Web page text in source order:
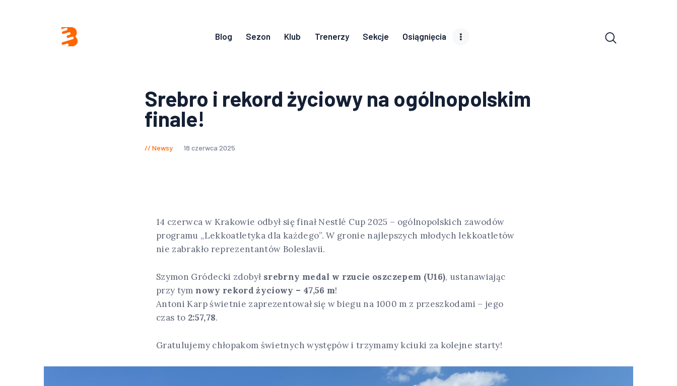
Blog Sezon Klub Trenerzy Sekcje Osiągnięcia
Srebro i rekord życiowy na ogólnopolskim
finale!
Newsy 18 czerwca 2025
14 czerwca w Krakowie odbył się finał Nestlé Cup 2025 – ogólnopolskich zawodów
programu „Lekkoatletyka dla każdego”. W gronie najlepszych młodych lekkoatletów
nie zabrakło reprezentantów Boleslavii.
Szymon Gródecki zdobył srebrny medal w rzucie oszczepem (U16), ustanawiając
przy tym nowy rekord życiowy – 47,56 m!
Antoni Karp świetnie zaprezentował się w biegu na 1000 m z przeszkodami – jego
czas to 2:57,78.
Gratulujemy chłopakom świetnych występów i trzymamy kciuki za kolejne starty!